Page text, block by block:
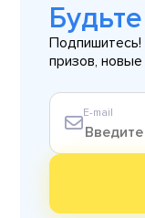
призов,
E-mail